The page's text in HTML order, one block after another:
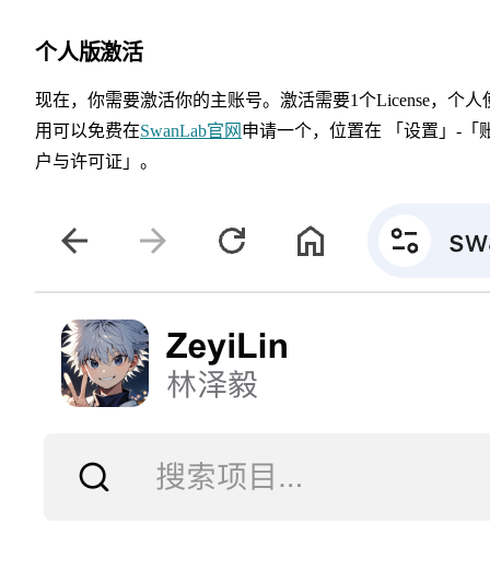
个人版激活
现在，你需要激活你的主账号。激活需要1个License，个人
用可以免费在SwanLab官网 申请一个，位置在 「设置」-「
户与许可证」。